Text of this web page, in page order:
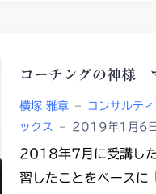
コーチングの神様
横塚 雅章 – コンサルテ
ックス
– 2019年1月6日
2018年7月に受講し
習したことをベースに